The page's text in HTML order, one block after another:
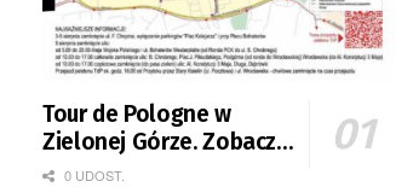
Tour de Pologne w
Zielonej Górze. Zobacz
zmiany w organizacji
0 UDOST.